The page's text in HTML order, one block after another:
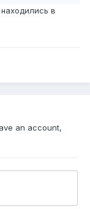
в
an account,